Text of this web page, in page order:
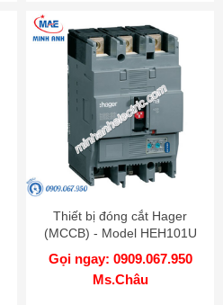
Thiết bị đóng cắt Hager
(MCCB) - Model HEH101U
Gọi ngay: 0909.067.950
Ms.Châu